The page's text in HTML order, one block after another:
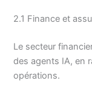
2.1 Finance et
Le secteur
des agents IA, en
opérations.